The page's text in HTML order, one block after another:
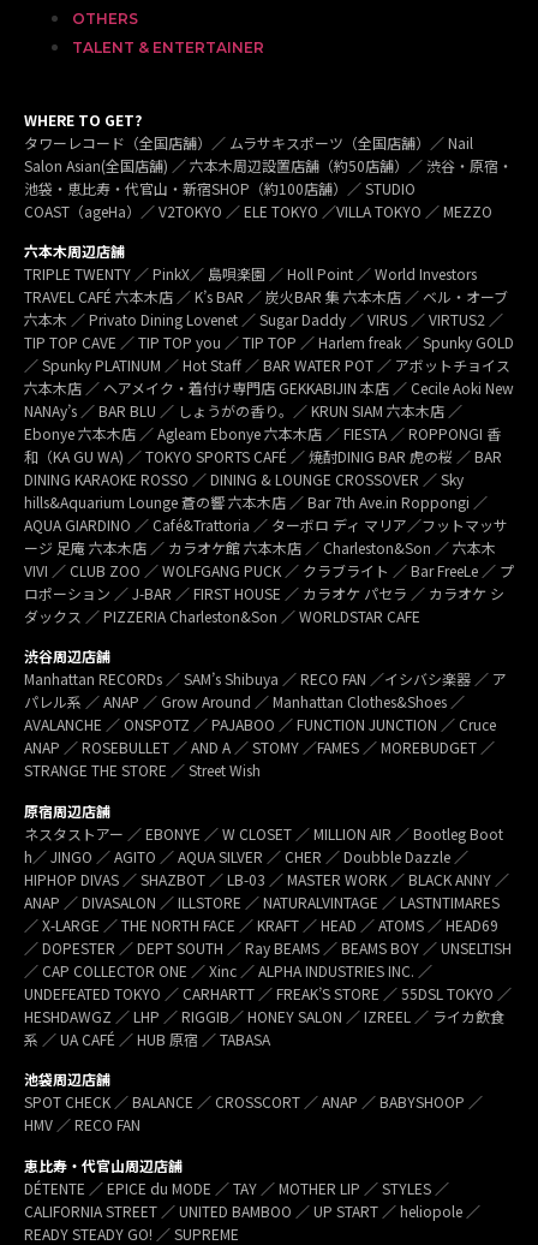
OTHERS
TALENT & ENTERTAINER
WHERE TO GET?
タワーレコード（全国店舗）／ ムラサキスポーツ（全国店舗）／ Nail
Salon Asian(全国店舗) ／ 六本木周辺設置店舗（約50店舗）／ 渋谷・原宿・
池袋・恵比寿・代官山・新宿SHOP（約100店舗）／ STUDIO
COAST（ageHa）／ V2TOKYO ／ ELE TOKYO ／VILLA TOKYO ／ MEZZO
六本木周辺店舗
TRIPLE TWENTY ／ PinkX／ 島唄楽園 ／ Holl Point ／ World Investors
TRAVEL CAFÉ 六本木店 ／ K’s BAR ／ 炭火BAR 集 六本木店 ／ ベル・オーブ
六本木 ／ Privato Dining Lovenet ／ Sugar Daddy ／ VIRUS ／ VIRTUS2 ／
TIP TOP CAVE ／ TIP TOP you ／ TIP TOP ／ Harlem freak ／ Spunky GOLD
／ Spunky PLATINUM ／ Hot Staff ／ BAR WATER POT ／ アボットチョイス
六本木店 ／ ヘアメイク・着付け専門店 GEKKABIJIN 本店 ／ Cecile Aoki New
NANAy’s ／ BAR BLU ／ しょうがの香り。／ KRUN SIAM 六本木店 ／
Ebonye 六本木店 ／ Agleam Ebonye 六本木店 ／ FIESTA ／ ROPPONGI 香
和（KA GU WA) ／ TOKYO SPORTS CAFÉ ／ 焼酎DINIG BAR 虎の桜 ／ BAR
DINING KARAOKE ROSSO ／ DINING & LOUNGE CROSSOVER ／ Sky
hills&Aquarium Lounge 蒼の響 六本木店 ／ Bar 7th Ave.in Roppongi ／
AQUA GIARDINO ／ Café&Trattoria ／ ターボロ ディ マリア／フットマッサ
ージ 足庵 六本木店 ／ カラオケ館 六本木店 ／ Charleston&Son ／ 六本木
VIVI ／ CLUB ZOO ／ WOLFGANG PUCK ／ クラブライト ／ Bar FreeLe ／ プ
ロポーション ／ J-BAR ／ FIRST HOUSE ／ カラオケ パセラ ／ カラオケ シ
ダックス ／ PIZZERIA Charleston&Son ／ WORLDSTAR CAFE
渋谷周辺店舗
Manhattan RECORDs ／ SAM’s Shibuya ／ RECO FAN ／イシバシ楽器 ／ ア
パレル系 ／ ANAP ／ Grow Around ／ Manhattan Clothes&Shoes ／
AVALANCHE ／ ONSPOTZ ／ PAJABOO ／ FUNCTION JUNCTION ／ Cruce
ANAP ／ ROSEBULLET ／ AND A ／ STOMY ／FAMES ／ MOREBUDGET ／
STRANGE THE STORE ／ Street Wish
原宿周辺店舗
ネスタストアー ／ EBONYE ／ W CLOSET ／ MILLION AIR ／ Bootleg Boot
h／ JINGO ／ AGITO ／ AQUA SILVER ／ CHER ／ Doubble Dazzle ／
HIPHOP DIVAS ／ SHAZBOT ／ LB-03 ／ MASTER WORK ／ BLACK ANNY ／
ANAP ／ DIVASALON ／ ILLSTORE ／ NATURALVINTAGE ／ LASTNTIMARES
／ X-LARGE ／ THE NORTH FACE ／ KRAFT ／ HEAD ／ ATOMS ／ HEAD69
／ DOPESTER ／ DEPT SOUTH ／ Ray BEAMS ／ BEAMS BOY ／ UNSELTISH
／ CAP COLLECTOR ONE ／ Xinc ／ ALPHA INDUSTRIES INC. ／
UNDEFEATED TOKYO ／ CARHARTT ／ FREAK’S STORE ／ 55DSL TOKYO ／
HESHDAWGZ ／ LHP ／ RIGGIB／ HONEY SALON ／ IZREEL ／ ライカ飲食
系 ／ UA CAFÉ ／ HUB 原宿 ／ TABASA
池袋周辺店舗
SPOT CHECK ／ BALANCE ／ CROSSCORT ／ ANAP ／ BABYSHOOP ／
HMV ／ RECO FAN
恵比寿・代官山周辺店舗
DÉTENTE ／ EPICE du MODE ／ TAY ／ MOTHER LIP ／ STYLES ／
CALIFORNIA STREET ／ UNITED BAMBOO ／ UP START ／ heliopole ／
READY STEADY GO! ／ SUPREME